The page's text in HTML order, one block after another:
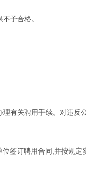
予合格。
有关聘用手续。对违
订聘用合同,并按规